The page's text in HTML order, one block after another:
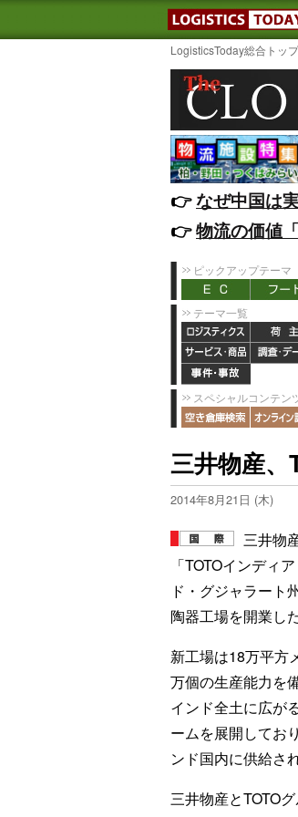
LogisticsToday総合トッ
👉️なぜ中国は
👉️物流の価値
ピックアップテーマ
テーマ一覧
スペシャルコンテン
三井物産
2014年8月21日 (木)
三井物
「TOTOインディ
ド・グジャラート
陶器工場を開業し
新工場は18万平方
万個の生産能力を
インド全土に広が
ームを展開してお
ンド国内に供給さ
三井物産とTOTO